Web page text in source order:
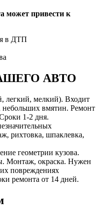
может привести к
в ДТП
АВТО
легкий, мелкий). Входит
небольших вмятин. Ремонт
1-2 дня.
рихтовка, шпаклевка,
геометрии кузова.
Монтаж, окраска. Нужен
повреждениях
ремонта от 14 дней.